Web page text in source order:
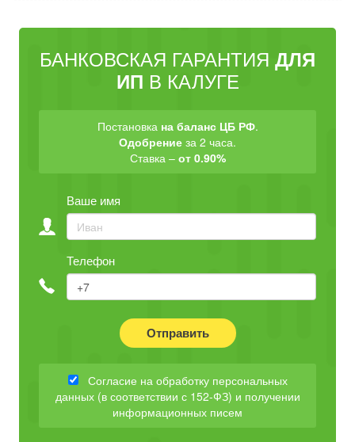
БАНКОВСКАЯ ГАРАНТИЯ ДЛЯ
ИП В КАЛУГЕ
Постановка на баланс ЦБ РФ.
Одобрение за 2 часа.
Ставка – от 0.90%
Ваше имя
Телефон
Отправить
Согласие на обработку персональных
данных (в соответствии с 152-ФЗ) и получении
информационных писем